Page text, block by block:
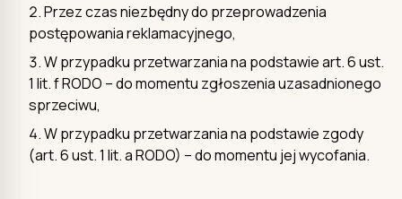
Przez czas niezbędny do przeprowadzenia
postępowania reklamacyjnego,
W przypadku przetwarzania na podstawie art. 6 ust.
1 lit. f RODO – do momentu zgłoszenia uzasadnionego
sprzeciwu,
W przypadku przetwarzania na podstawie zgody
(art. 6 ust. 1 lit. a RODO) – do momentu jej wycofania.